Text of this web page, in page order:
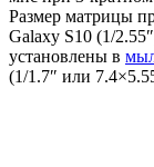
Размер матрицы
Galaxy S10 (1/
установлены в
(1/1.7″ или